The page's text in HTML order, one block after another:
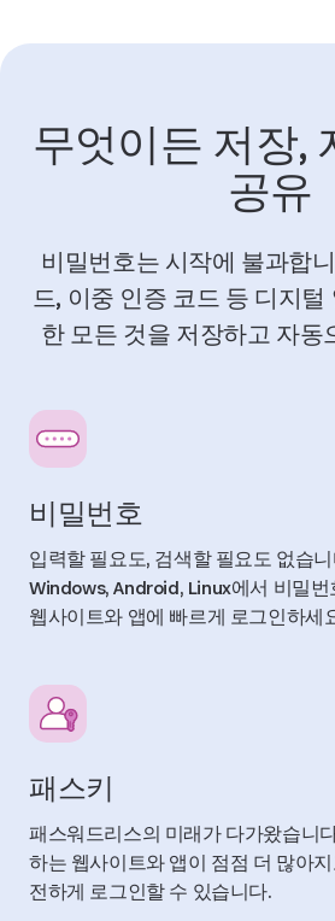
무엇이든 저장,
공유
비밀번호는 시작에 불과합
드, 이중 인증 코드 등 디지
한 모든 것을 저장하고 자동
비밀번호
입력할 필요도, 검색할 필요도 없습
Windows, Android, Linux에서 비밀
웹사이트와 앱에 빠르게 로그인하세
패스키
패스워드리스의 미래가 다가왔습니
하는 웹사이트와 앱이 점점 더 많아
전하게 로그인할 수 있습니다.